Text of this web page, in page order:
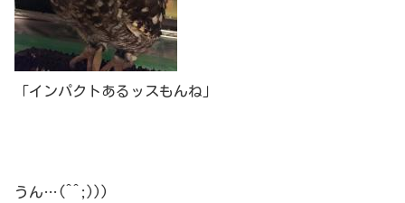
「インパクトあるッスもんね」
うん…(^^;)))